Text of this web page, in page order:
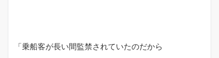
「乗船客が長い間監禁されていたのだから